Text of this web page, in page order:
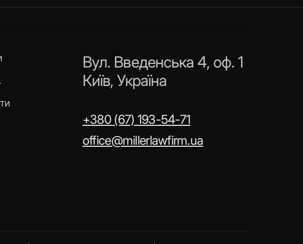
Вул. Введенська 4, оф. 1
Київ, Україна
+380 (67) 193-54-71
office@millerlawfirm.ua